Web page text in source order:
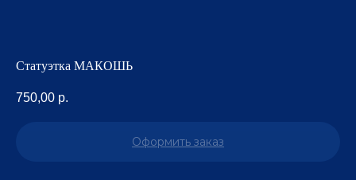
Статуэтка МАКОШЬ
750,00 р.
Оформить заказ